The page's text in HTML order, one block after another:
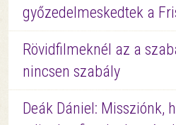
győzedelmeskedtek a
Rövidfilmeknél az a
nincsen szabály
Deák Dániel: Missziónk,